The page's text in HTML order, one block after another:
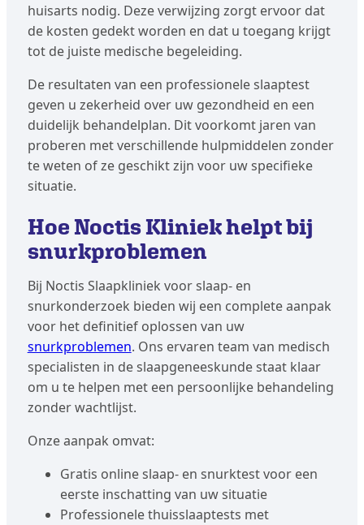
huisarts nodig. Deze verwijzing zorgt ervoor dat
de kosten gedekt worden en dat u toegang krijgt
tot de juiste medische begeleiding.
De resultaten van een professionele slaaptest
geven u zekerheid over uw gezondheid en een
duidelijk behandelplan. Dit voorkomt jaren van
proberen met verschillende hulpmiddelen zonder
te weten of ze geschikt zijn voor uw specifieke
situatie.
Hoe Noctis Kliniek helpt bij
snurkproblemen
Bij Noctis Slaapkliniek voor slaap- en
snurkonderzoek bieden wij een complete aanpak
voor het definitief oplossen van uw
snurkproblemen. Ons ervaren team van medisch
specialisten in de slaapgeneeskunde staat klaar
om u te helpen met een persoonlijke behandeling
zonder wachtlijst.
Onze aanpak omvat:
Gratis online slaap- en snurktest voor een
eerste inschatting van uw situatie
Professionele thuisslaaptests met